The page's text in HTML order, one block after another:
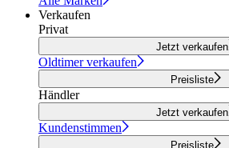
Verkaufen
Privat
Jetzt verkaufen
Oldtimer verkaufen
Preisliste
Händler
Jetzt verkaufen
Kundenstimmen
Preisliste